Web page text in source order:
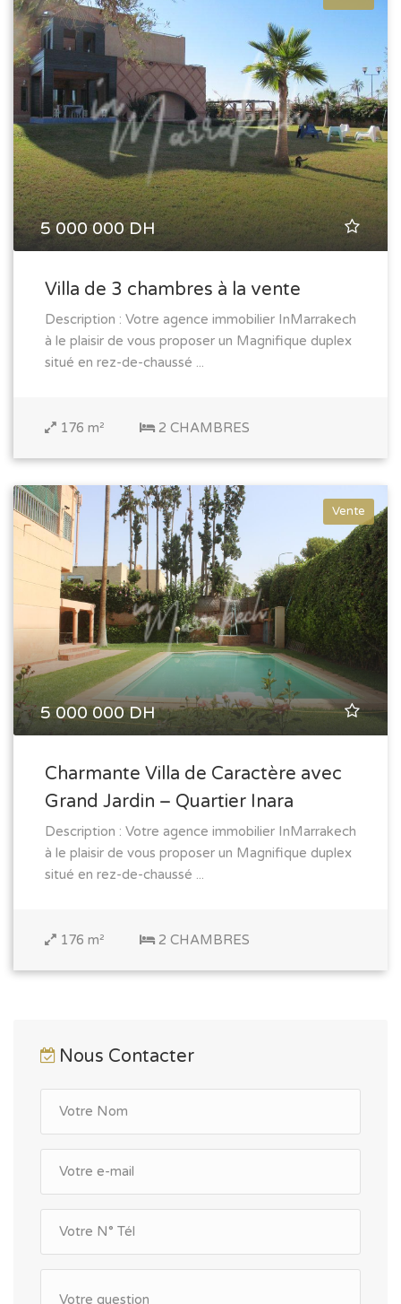
5 000 000 DH
Villa de 3 chambres à la vente
Description : Votre agence immobilier InMarrakech
à le plaisir de vous proposer un Magnifique duplex
situé en rez-de-chaussé ...
176 m² 2 CHAMBRES
Vente
5 000 000 DH
Charmante Villa de Caractère avec
Grand Jardin – Quartier Inara
Description : Votre agence immobilier InMarrakech
à le plaisir de vous proposer un Magnifique duplex
situé en rez-de-chaussé ...
176 m² 2 CHAMBRES
Nous Contacter